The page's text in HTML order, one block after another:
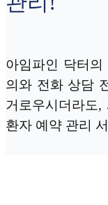
아임파인 닥터
의와 전화 상담
거로우시더라도
환자 예약 관리